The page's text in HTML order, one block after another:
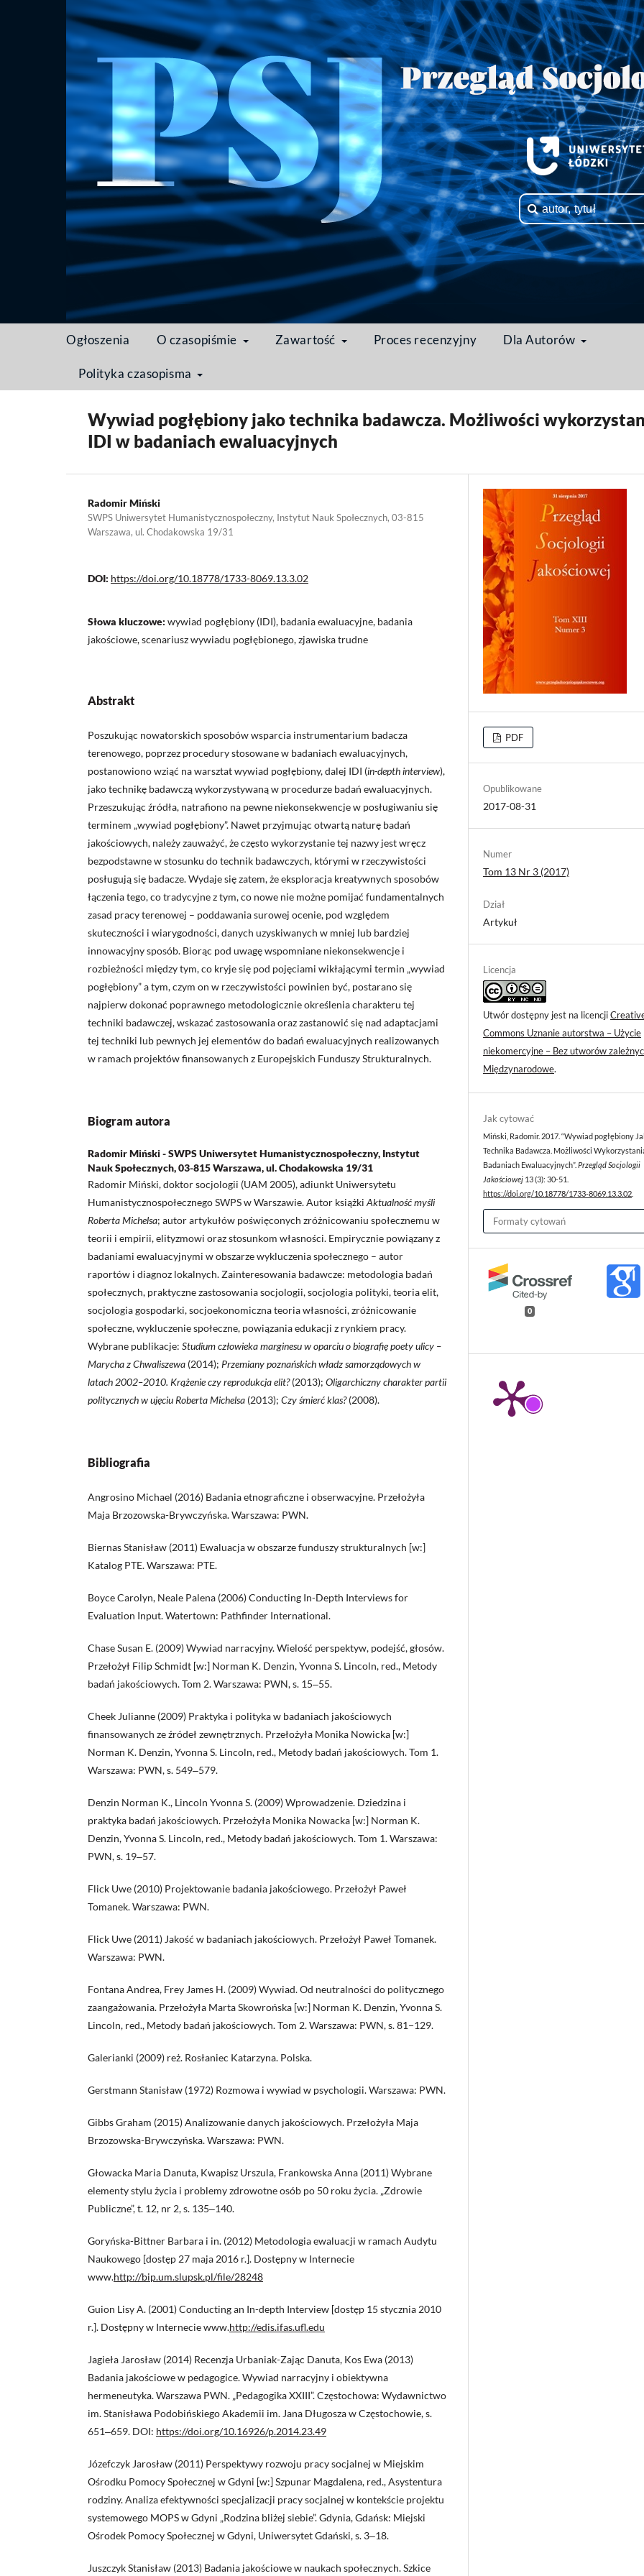
Ogłoszenia O czasopiśmie Zawartość Proces recenzyjny Dla Autorów
Polityka czasopisma
Strona domowa / Archiwum
Wywiad pogłębiony jako technika badawcza. Możliwości
IDI w badaniach ewaluacyjnych
Radomir Miński
SWPS Uniwersytet Humanistycznospołeczny, Instytut Nauk Społecznych, 03-815
Warszawa, ul. Chodakowska 19/31
DOI: https://doi.org/10.18778/1733-8069.13.3.02
Słowa kluczowe: wywiad pogłębiony (IDI), badania ewaluacyjne, badania
jakościowe, scenariusz wywiadu pogłębionego, zjawiska trudne
Abstrakt
Poszukując nowatorskich sposobów wsparcia instrumentarium badacza
terenowego, poprzez procedury stosowane w badaniach ewaluacyjnych,
postanowiono wziąć na warsztat wywiad pogłębiony, dalej IDI (in-depth interview),
jako technikę badawczą wykorzystywaną w procedurze badań ewaluacyjnych.
Przeszukując źródła, natrafiono na pewne niekonsekwencje w posługiwaniu się
terminem „wywiad pogłębiony”. Nawet przyjmując otwartą naturę badań
jakościowych, należy zauważyć, że często wykorzystanie tej nazwy jest wręcz
bezpodstawne w stosunku do technik badawczych, którymi w rzeczywistości
posługują się badacze. Wydaje się zatem, że eksploracja kreatywnych sposobów
łączenia tego, co tradycyjne z tym, co nowe nie możne pomijać fundamentalnych
zasad pracy terenowej – poddawania surowej ocenie, pod względem
skuteczności i wiarygodności, danych uzyskiwanych w mniej lub bardziej
innowacyjny sposób. Biorąc pod uwagę wspomniane niekonsekwencje i
rozbieżności między tym, co kryje się pod pojęciami wikłającymi termin „wywiad
pogłębiony” a tym, czym on w rzeczywistości powinien być, postarano się
najpierw dokonać poprawnego metodologicznie określenia charakteru tej
techniki badawczej, wskazać zastosowania oraz zastanowić się nad adaptacjami
tej techniki lub pewnych jej elementów do badań ewaluacyjnych realizowanych
w ramach projektów finansowanych z Europejskich Funduszy Strukturalnych.
Biogram autora
Radomir Miński - SWPS Uniwersytet Humanistycznospołeczny, Instytut
Nauk Społecznych, 03-815 Warszawa, ul. Chodakowska 19/31
Radomir Miński, doktor socjologii (UAM 2005), adiunkt Uniwersytetu
Humanistycznospołecznego SWPS w Warszawie. Autor książki Aktualność myśli
Roberta Michelsa; autor artykułów poświęconych zróżnicowaniu społecznemu w
teorii i empirii, elityzmowi oraz stosunkom własności. Empirycznie powiązany z
badaniami ewaluacyjnymi w obszarze wykluczenia społecznego – autor
raportów i diagnoz lokalnych. Zainteresowania badawcze: metodologia badań
społecznych, praktyczne zastosowania socjologii, socjologia polityki, teoria elit,
socjologia gospodarki, socjoekonomiczna teoria własności, zróżnicowanie
społeczne, wykluczenie społeczne, powiązania edukacji z rynkiem pracy.
Wybrane publikacje: Studium człowieka marginesu w oparciu o biografię poety ulicy –
Marycha z Chwaliszewa (2014); Przemiany poznańskich władz samorządowych w
latach 2002–2010. Krążenie czy reprodukcja elit?(2013); Oligarchiczny charakter partii
politycznych w ujęciu Roberta Michelsa (2013); Czy śmierć klas?(2008).
Bibliografia
Angrosino Michael (2016) Badania etnograficzne i obserwacyjne. Przełożyła
Maja Brzozowska-Brywczyńska. Warszawa: PWN.
Biernas Stanisław (2011) Ewaluacja w obszarze funduszy strukturalnych [w:]
Katalog PTE. Warszawa: PTE.
Boyce Carolyn, Neale Palena (2006) Conducting In-Depth Interviews for
Evaluation Input. Watertown: Pathfinder International.
Chase Susan E. (2009) Wywiad narracyjny. Wielość perspektyw, podejść, głosów.
Przełożył Filip Schmidt [w:] Norman K. Denzin, Yvonna S. Lincoln, red., Metody
badań jakościowych. Tom 2. Warszawa: PWN, s. 15‒55.
Cheek Julianne (2009) Praktyka i polityka w badaniach jakościowych
finansowanych ze źródeł zewnętrznych. Przełożyła Monika Nowicka [w:]
Norman K. Denzin, Yvonna S. Lincoln, red., Metody badań jakościowych. Tom 1.
Warszawa: PWN, s. 549‒579.
Denzin Norman K., Lincoln Yvonna S. (2009) Wprowadzenie. Dziedzina i
praktyka badań jakościowych. Przełożyła Monika Nowacka [w:] Norman K.
Denzin, Yvonna S. Lincoln, red., Metody badań jakościowych. Tom 1. Warszawa:
PWN, s. 19‒57.
Flick Uwe (2010) Projektowanie badania jakościowego. Przełożył Paweł
Tomanek. Warszawa: PWN.
Flick Uwe (2011) Jakość w badaniach jakościowych. Przełożył Paweł Tomanek.
Warszawa: PWN.
Fontana Andrea, Frey James H. (2009) Wywiad. Od neutralności do politycznego
zaangażowania. Przełożyła Marta Skowrońska [w:] Norman K. Denzin, Yvonna S.
Lincoln, red., Metody badań jakościowych. Tom 2. Warszawa: PWN, s. 81−129.
Galerianki (2009) reż. Rosłaniec Katarzyna. Polska.
Gerstmann Stanisław (1972) Rozmowa i wywiad w psychologii. Warszawa: PWN.
Gibbs Graham (2015) Analizowanie danych jakościowych. Przełożyła Maja
Brzozowska-Brywczyńska. Warszawa: PWN.
Głowacka Maria Danuta, Kwapisz Urszula, Frankowska Anna (2011) Wybrane
elementy stylu życia i problemy zdrowotne osób po 50 roku życia. „Zdrowie
Publiczne”, t. 12, nr 2, s. 135‒140.
Goryńska-Bittner Barbara i in. (2012) Metodologia ewaluacji w ramach Audytu
Naukowego [dostęp 27 maja 2016 r.]. Dostępny w Internecie
www.http://bip.um.slupsk.pl/file/28248
Guion Lisy A. (2001) Conducting an In-depth Interview [dostęp 15 stycznia 2010
r.]. Dostępny w Internecie www.http://edis.ifas.ufl.edu
Jagieła Jarosław (2014) Recenzja Urbaniak-Zając Danuta, Kos Ewa (2013)
Badania jakościowe w pedagogice. Wywiad narracyjny i obiektywna
hermeneutyka. Warszawa PWN. „Pedagogika XXIII”. Częstochowa: Wydawnictwo
im. Stanisława Podobińskiego Akademii im. Jana Długosza w Częstochowie, s.
651‒659. DOI: https://doi.org/10.16926/p.2014.23.49
Józefczyk Jarosław (2011) Perspektywy rozwoju pracy socjalnej w Miejskim
Ośrodku Pomocy Społecznej w Gdyni [w:] Szpunar Magdalena, red., Asystentura
rodziny. Analiza efektywności specjalizacji pracy socjalnej w kontekście projektu
systemowego MOPS w Gdyni „Rodzina bliżej siebie”. Gdynia, Gdańsk: Miejski
Ośrodek Pomocy Społecznej w Gdyni, Uniwersytet Gdański, s. 3‒18.
Juszczyk Stanisław (2013) Badania jakościowe w naukach społecznych. Szkice
PDF
Opublikowane
2017-08-31
Numer
Tom 13 Nr 3 (2017)
Dział
Artykuł
Licencja
Utwór dostępny jest na licencji
Commons Uznanie autorstwa – Użycie
niekomercyjne – Bez utworów
Międzynarodowe.
Jak cytować
Miński, Radomir. 2017. “Wywiad pogłębiony
Technika Badawcza. Możliwości
Badaniach Ewaluacyjnych”. Przegląd Socjologii
Jakościowej 13 (3): 30-51.
https://doi.org/10.18778/1733-8069.13.3.02
Formaty cytowań
0